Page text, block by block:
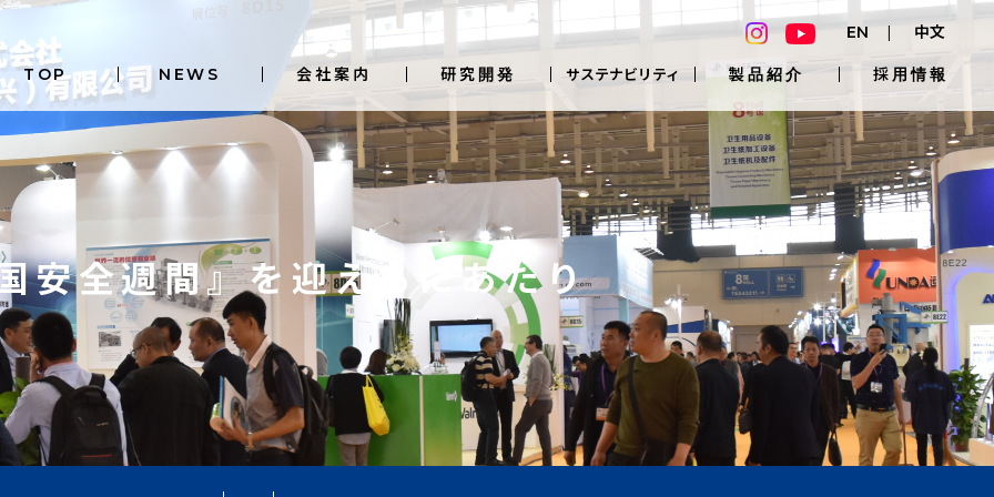
TOP NEWS 会社案内 研究開発 サステナビリティ 製品紹介 採用情報
EN 中文
安全週間』を迎えるにあたり